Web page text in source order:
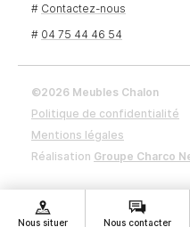
# Contactez-nous
# 04 75 44 46 54
©2026 Meubles Chalon
Politique de confidentialité
Mentions légales
Réalisation Groupe Charco